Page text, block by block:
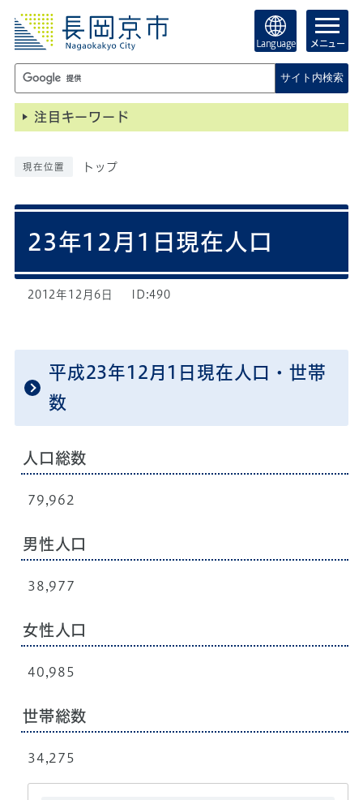
Language メニュー
サイト内検索
注目キーワード
現在位置 トップ
23年12月1日現在人口
2012年12月6日 ID:490
平成23年12月1日現在人口・世帯
数
人口総数
79,962
男性人口
38,977
女性人口
40,985
世帯総数
34,275